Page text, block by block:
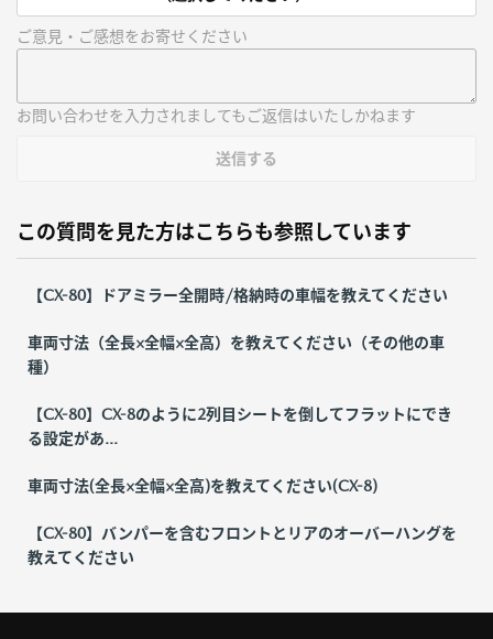
ご意見・ご感想をお寄せください
お問い合わせを入力されましてもご返信はいたしかねます
送信する
この質問を見た方はこちらも参照しています
【CX-80】ドアミラー全開時/格納時の車幅を教えてください
車両寸法（全長×全幅×全高）を教えてください（その他の車
種）
【CX-80】CX-8のように2列目シートを倒してフラットにでき
る設定があ...
車両寸法(全長×全幅×全高)を教えてください(CX-8)
【CX-80】バンパーを含むフロントとリアのオーバーハングを
教えてください